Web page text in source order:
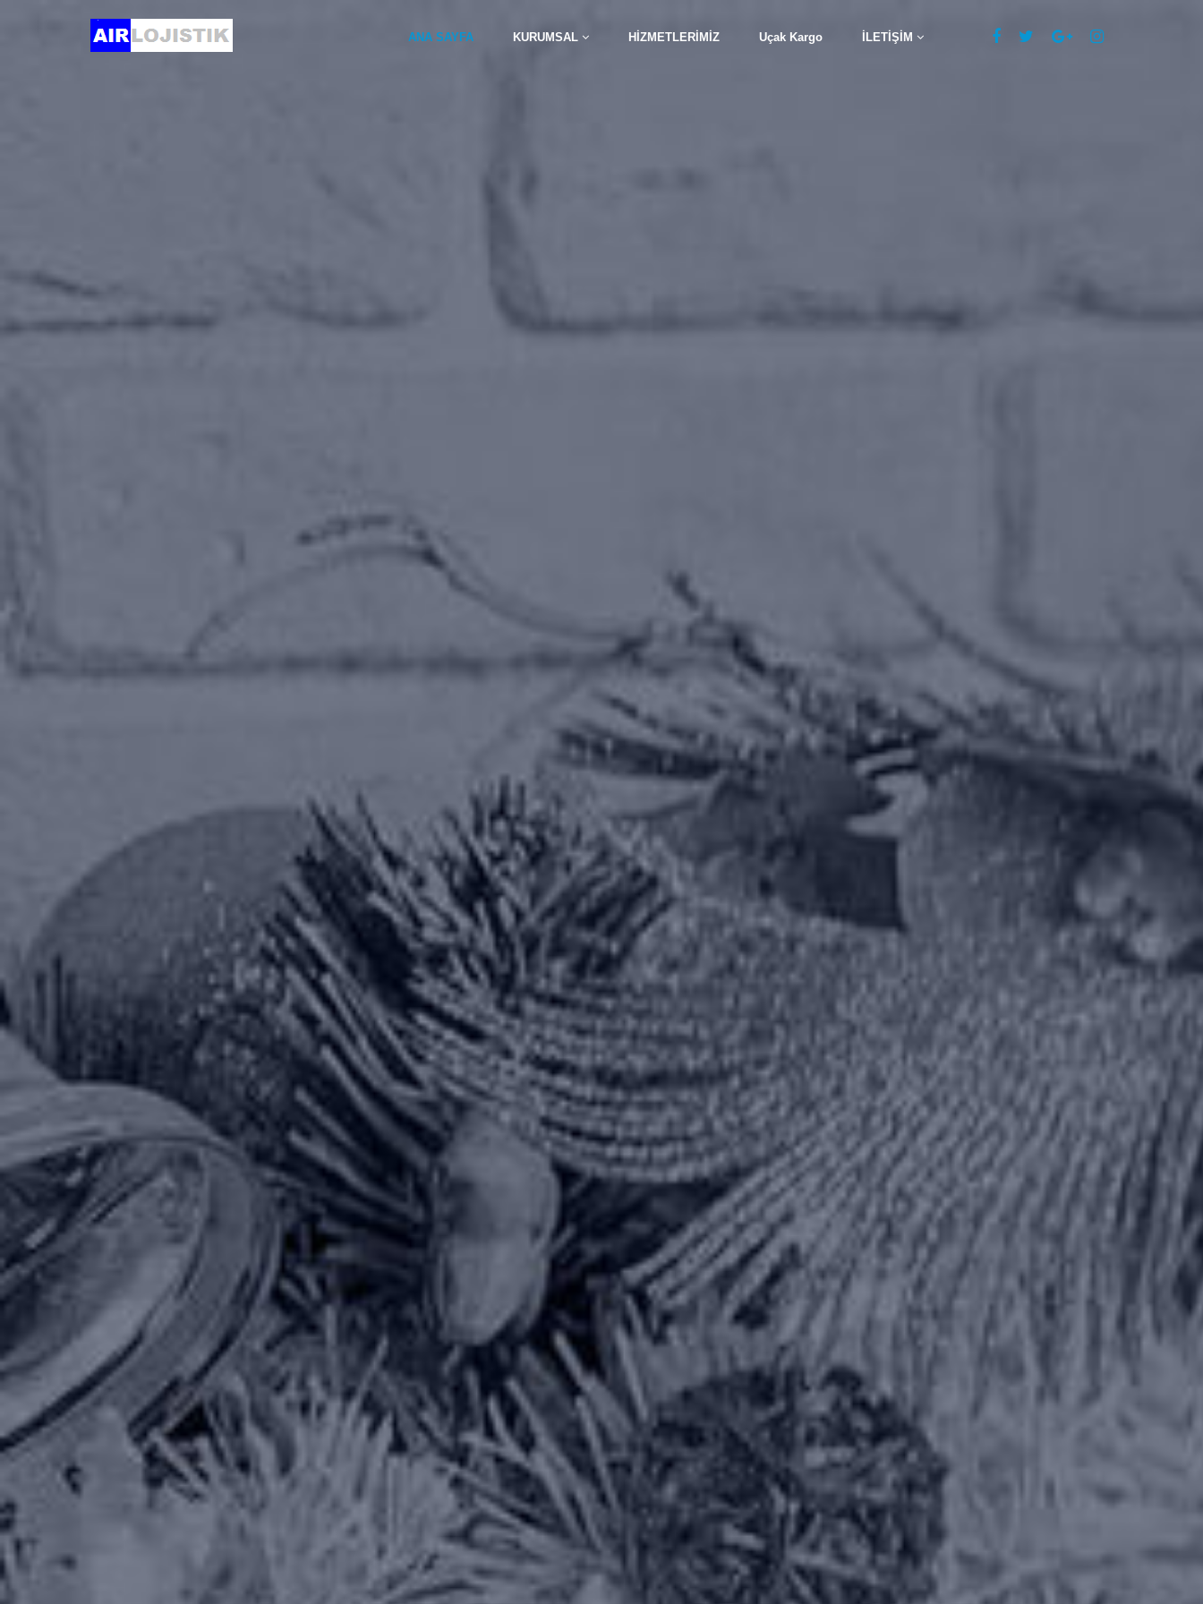
ANA SAYFA KURUMSAL HİZMETLERİMİZ Uçak Kargo İLETİŞİM